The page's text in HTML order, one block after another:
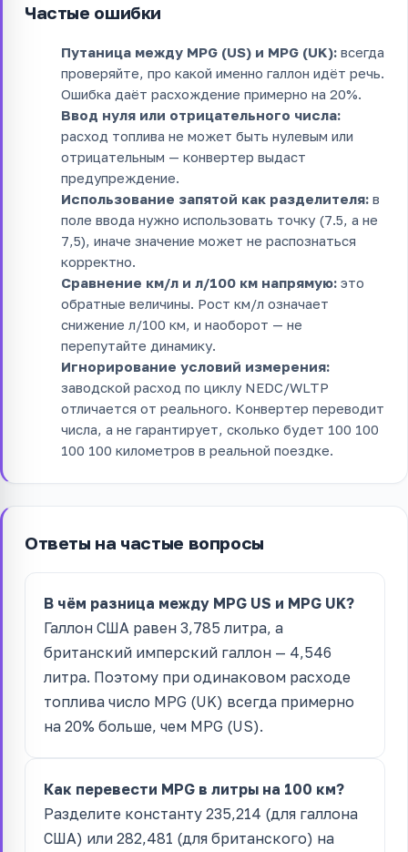
Частые ошибки
Путаница между MPG (US) и MPG (UK): всегда
проверяйте, про какой именно галлон идёт речь.
Ошибка даёт расхождение примерно на 20%.
Ввод нуля или отрицательного числа:
расход топлива не может быть нулевым или
отрицательным — конвертер выдаст
предупреждение.
Использование запятой как разделителя: в
поле ввода нужно использовать точку (7.5, а не
7,5), иначе значение может не распознаться
корректно.
Сравнение км/л и л/100 км напрямую: это
обратные величины. Рост км/л означает
снижение л/100 км, и наоборот — не
перепутайте динамику.
Игнорирование условий измерения:
заводской расход по циклу NEDC/WLTP
отличается от реального. Конвертер переводит
числа, а не гарантирует, сколько будет 100 100
100 100 километров в реальной поездке.
Ответы на частые вопросы
В чём разница между MPG US и MPG UK?
Галлон США равен 3,785 литра, а
британский имперский галлон — 4,546
литра. Поэтому при одинаковом расходе
топлива число MPG (UK) всегда примерно
на 20% больше, чем MPG (US).
Как перевести MPG в литры на 100 км?
Разделите константу 235,214 (для галлона
США) или 282,481 (для британского) на